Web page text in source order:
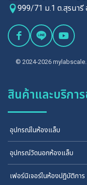
999/71 ม.1 ต.สุรนารี
© 2024-2026
สินค้าและบริการ
อุปกรณ์ในห้องแล็บ
อุปกรณ์วัดนอกห้องแล็บ
เฟอร์นิเจอร์ในห้องปฏิบัติการ